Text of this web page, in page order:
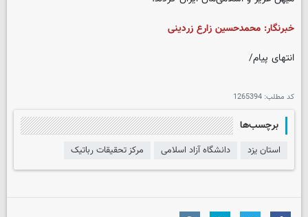
خبرنگار: محمدحسین زارع زردینی
انتهای پیام/
کد مطلب: 1265394
برچسب‌ها
استان یزد دانشگاه آزاد اسلامی مرکز تحقیقات رباتیک